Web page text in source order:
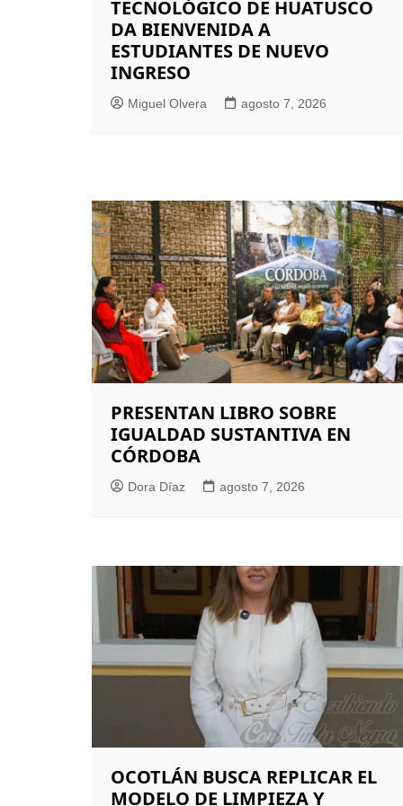
TECNOLÓGICO DE HUATUSCO
DA BIENVENIDA A
ESTUDIANTES DE NUEVO
INGRESO
Miguel Olvera agosto 7, 2026
PRESENTAN LIBRO SOBRE
IGUALDAD SUSTANTIVA EN
CÓRDOBA
Dora Díaz agosto 7, 2026
OCOTLÁN BUSCA REPLICAR EL
MODELO DE LIMPIEZA Y